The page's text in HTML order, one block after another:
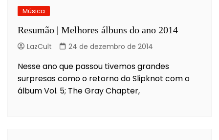
Música
Resumão | Melhores álbuns do ano 2014
LazCult 24 de dezembro de 2014
Nesse ano que passou tivemos grandes
surpresas como o retorno do Slipknot com o
álbum Vol. 5; The Gray Chapter,